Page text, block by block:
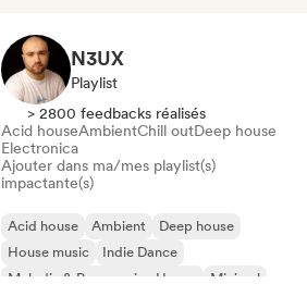
N3UX
Playlist
> 2800 feedbacks réalisés
Acid houseAmbientChill outDeep house
Electronica
Ajouter dans ma/mes playlist(s)
impactante(s)
Acid house Ambient
Deep house
House music
Indie Dance
Melodic & Progressive House
Minimal